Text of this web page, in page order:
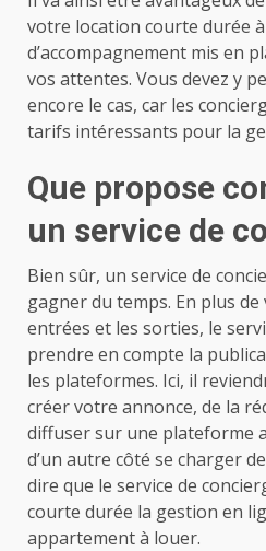
votre location courte durée
d’accompagnement mis en
vos attentes. Vous devez y
encore le cas, car les
tarifs intéressants pour la
Que propose
un service de
Bien sûr, un service de
gagner du temps. En plus
entrées et les sorties, le
prendre en compte la
les plateformes. Ici, il
créer votre annonce, de la
diffuser sur une plateforme
d’un autre côté se charger
dire que le service de
courte durée la gestion en
appartement à louer.